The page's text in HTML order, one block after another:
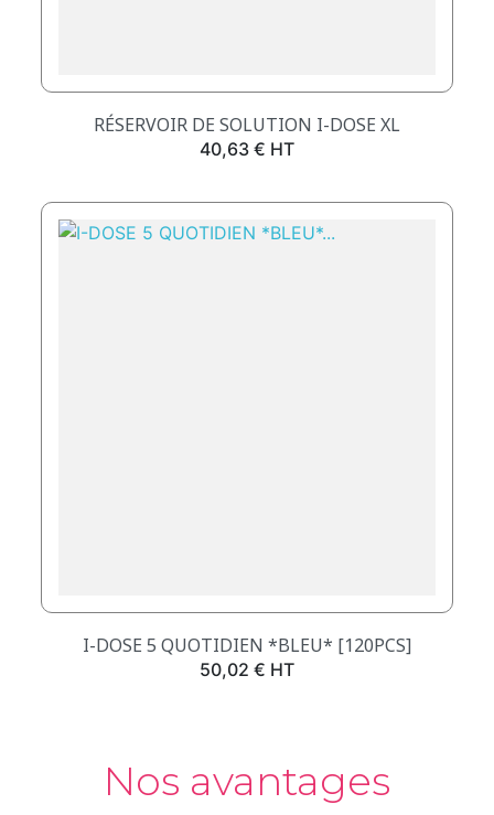
RÉSERVOIR DE SOLUTION I-DOSE XL
Prix
40,63 € HT
I-DOSE 5 QUOTIDIEN *BLEU* [120PCS]
Prix
50,02 € HT
Nos avantages